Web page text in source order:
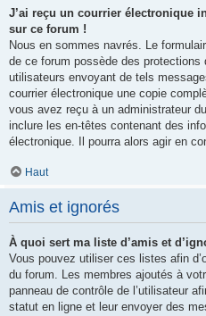
J’ai reçu un courrier électronique
sur ce forum !
Nous en sommes navrés. Le
de ce forum possède des protections
utilisateurs envoyant de tels
courrier électronique une copie
vous avez reçu à un administrateur
inclure les en-têtes contenant des
électronique. Il pourra alors agir en
Haut
Amis et ignorés
À quoi sert ma liste d’amis et
Vous pouvez utiliser ces listes afin
du forum. Les membres ajoutés à
panneau de contrôle de l’utilisateur
statut en ligne et leur envoyer des